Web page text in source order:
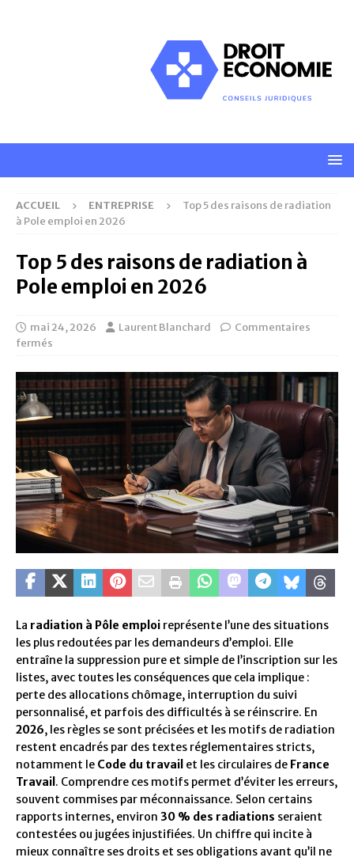
ACCUEIL ENTREPRISE
Top 5 des raisons de radiation
à Pole emploi en 2026
Top 5 des raisons de radiation à
Pole emploi en 2026
mai 24, 2026 Laurent Blanchard
Commentaires
fermés
La radiation à Pôle emploi représente l’une des situations
les plus redoutées par les demandeurs d’emploi. Elle
entraîne la suppression pure et simple de l’inscription sur les
listes, avec toutes les conséquences que cela implique :
perte des allocations chômage, interruption du suivi
personnalisé, et parfois des difficultés à se réinscrire. En
2026, les règles se sont précisées et les motifs de radiation
restent encadrés par des textes réglementaires stricts,
notamment le Code du travail et les circulaires de France
Travail . Comprendre ces motifs permet d’éviter les erreurs,
souvent commises par méconnaissance. Selon certains
rapports internes, environ 30 % des radiations seraient
contestées ou jugées injustifiées. Un chiffre qui incite à
mieux connaître ses droits et ses obligations avant qu’il ne